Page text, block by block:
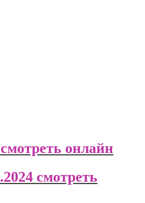
онлайн
смотреть